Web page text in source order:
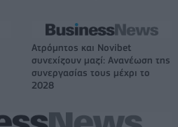
Ατρόμητος και Novibet
συνεχίζουν μαζί: Ανανέωση της
συνεργασίας τους μέχρι το
2028